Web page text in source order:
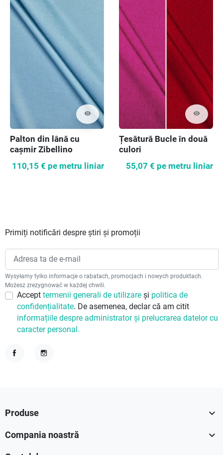
visibility
Palton din lână cu
cașmir Zibellino
110,15 € pe metru liniar
visibility
Țesătură Bucle în două
culori
55,07 € pe metru liniar
Primiți notificări despre știri și promoții
Wysyłamy tylko informacje o rabatach, promocjach i nowych produktach.
Możesz zrezygnować w każdej chwili.
Accept termenii generali de utilizare și politica de
confidențialitate. De asemenea, declar că am citit
informațiile despre administrator și prelucrarea datelor cu
caracter personal.
Produse 
Compania noastră 